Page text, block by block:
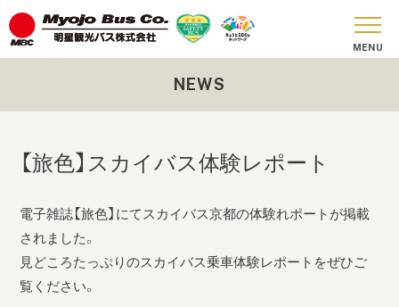
ツアーコース
安全への取り組み
NEWS
【旅色】スカイバス体験レポート
電子雑誌【旅色】にてスカイバス京都の体験れポートが掲載
されました。
見どころたっぷりのスカイバス乗車体験レポートをぜひご
覧ください。